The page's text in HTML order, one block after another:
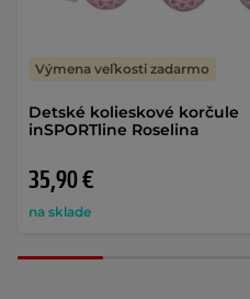
Detské kolieskové korčule
inSPORTline Roselina
35,90 €
na sklade
Výmena veľkosti zadarmo